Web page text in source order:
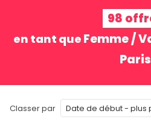
98
en tant que Femme /
Paris
Classer par